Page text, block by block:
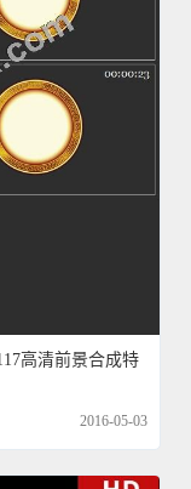
高清前景合成特
2016-05-03